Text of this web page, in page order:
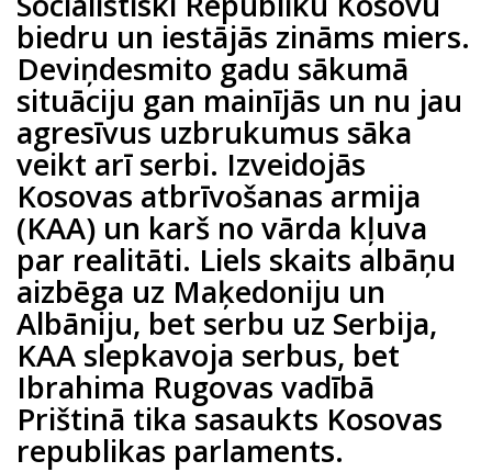
biedru un iestājās zināms miers.
Deviņdesmito gadu sākumā
situāciju gan mainījās un nu jau
agresīvus uzbrukumus sāka
veikt arī serbi. Izveidojās
Kosovas atbrīvošanas armija
(KAA) un karš no vārda kļuva
par realitāti. Liels skaits albāņu
aizbēga uz Maķedoniju un
Albāniju, bet serbu uz Serbija,
KAA slepkavoja serbus, bet
Ibrahima Rugovas vadībā
Prištinā tika sasaukts Kosovas
republikas parlaments.